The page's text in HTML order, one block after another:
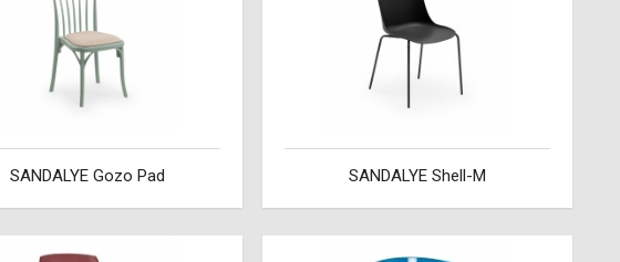
SANDALYE Gozo Pad SANDALYE Shell-M